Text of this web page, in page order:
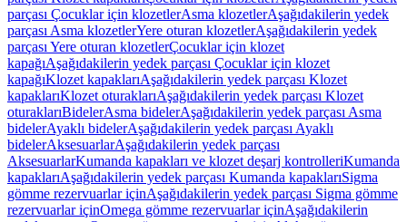
parçası Çocuklar için klozetlerAsma klozetlerAşağıdakilerin yedek
parçası Asma klozetlerYere oturan klozetlerAşağıdakilerin yedek
parçası Yere oturan klozetlerÇocuklar için klozet
kapağıAşağıdakilerin yedek parçası Çocuklar için klozet
kapağıKlozet kapaklarıAşağıdakilerin yedek parçası Klozet
kapaklarıKlozet oturaklarıAşağıdakilerin yedek parçası Klozet
oturaklarıBidelerAsma bidelerAşağıdakilerin yedek parçası Asma
bidelerAyaklı bidelerAşağıdakilerin yedek parçası Ayaklı
bidelerAksesuarlarAşağıdakilerin yedek parçası
AksesuarlarKumanda kapakları ve klozet deşarj kontrolleriKumanda
kapaklarıAşağıdakilerin yedek parçası Kumanda kapaklarıSigma
gömme rezervuarlar içinAşağıdakilerin yedek parçası Sigma gömme
rezervuarlar içinOmega gömme rezervuarlar içinAşağıdakilerin